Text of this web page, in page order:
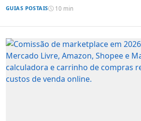
GUIAS POSTAIS 10 min